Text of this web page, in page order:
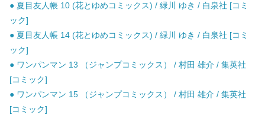
● 夏目友人帳 10 (花とゆめコミックス) / 緑川 ゆき / 白泉社 [コミ
ック]
● 夏目友人帳 14 (花とゆめコミックス) / 緑川 ゆき / 白泉社 [コミ
ック]
● ワンパンマン 13 （ジャンプコミックス） / 村田 雄介 / 集英社
[コミック]
● ワンパンマン 15 （ジャンプコミックス） / 村田 雄介 / 集英社
[コミック]